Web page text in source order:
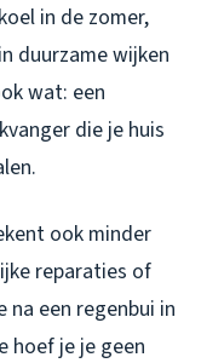
in de zomer,
duurzame wijken
wat: een
die je huis
ook minder
reparaties of
na een regenbui in
hoef je je geen